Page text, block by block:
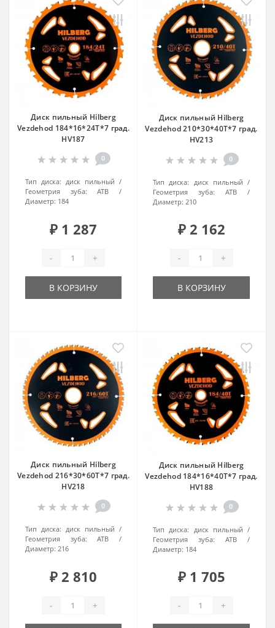
Диск пильный Hilberg
Vezdehod 184*16*24Т*7 град.
HV187
0
Тип диска: диск пильный
Геометрия зуба:
ATB
Диаметр: 184
₽ 1 287
- +
В КОРЗИНУ
Диск пильный Hilberg
Vezdehod 210*30*40Т*7 град.
HV213
0
Тип диска: диск пильный
Геометрия зуба:
ATB
Диаметр: 210
₽ 2 162
- +
В КОРЗИНУ
Диск пильный Hilberg
Vezdehod 216*30*60Т*7 град.
HV218
0
Тип диска: диск пильный
Геометрия зуба:
ATB
Диаметр: 216
₽ 2 810
- +
Диск пильный Hilberg
Vezdehod 184*16*40Т*7 град.
HV188
0
Тип диска: диск пильный
Геометрия зуба:
ATB
Диаметр: 184
₽ 1 705
- +